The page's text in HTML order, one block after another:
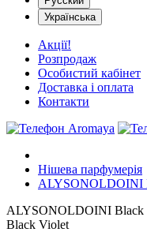
Українська
Акції!
Розпродаж
Особистий кабінет
Доставка і оплата
Контакти
Нішева парфумерія
ALYSONOLDOINI
ALYSONOLDOINI Black
Black Violet